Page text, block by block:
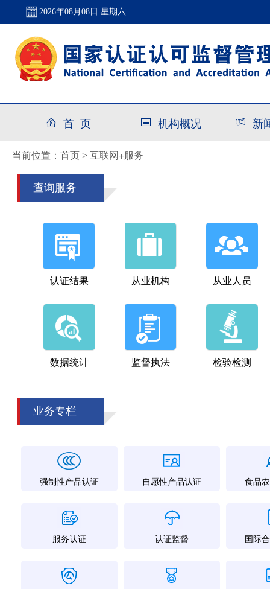
2026年08月08日 星期六
首 页 机构概况 新
当前位置： 首页 > 互联网+服务
查询服务
认证结果 从业机构 从业人员
数据统计 监督执法 检验检测
业务专栏
强制性产品认证 自愿性产品认证 食品
服务认证 认证监督 国际